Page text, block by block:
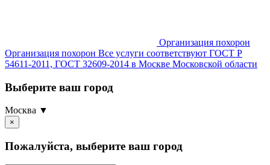
Организация похорон
Организация похорон Все услуги соответствуют ГОСТ Р
54611-2011, ГОСТ 32609-2014 в Москве Московской области
Выберите ваш город
Москва ▼
×
Пожалуйста, выберите ваш город